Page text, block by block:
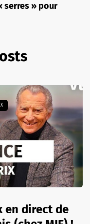
serres » pour
en direct de